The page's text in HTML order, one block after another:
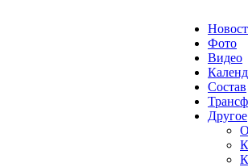
Фото
Видео
Состав
Другое